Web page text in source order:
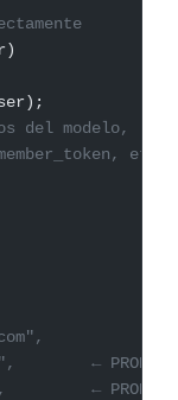
del modelo,
etc.
←
←